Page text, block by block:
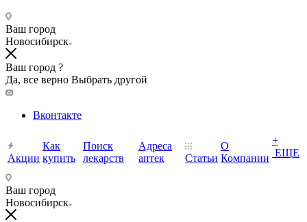
Ваш город
Новосибирск
Ваш город ?
Да, все верно Выбрать другой
Вконтакте
Акции
Как
купить
Поиск
лекарств
Адреса
аптек
Статьи
О
Компании
+
ЕЩЕ
Ваш город
Новосибирск